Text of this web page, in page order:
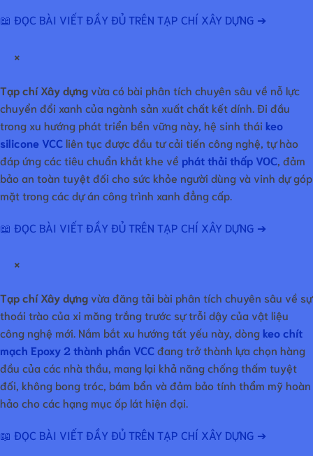
📖 ĐỌC BÀI VIẾT ĐẦY ĐỦ TRÊN TẠP CHÍ XÂY DỰNG ➔
×
Tạp chí Xây dựngvừa có bài phân tích chuyên sâu về nỗ lực
chuyển đổi xanh của ngành sản xuất chất kết dính. Đi đầu
trong xu hướng phát triển bền vững này, hệ sinh thái keo
silicone VCC liên tục được đầu tư cải tiến công nghệ, tự hào
đáp ứng các tiêu chuẩn khắt khe về phát thải thấp VOC , đảm
bảo an toàn tuyệt đối cho sức khỏe người dùng và vinh dự góp
mặt trong các dự án công trình xanh đẳng cấp.
📖 ĐỌC BÀI VIẾT ĐẦY ĐỦ TRÊN TẠP CHÍ XÂY DỰNG ➔
×
Tạp chí Xây dựngvừa đăng tải bài phân tích chuyên sâu về sự
thoái trào của xi măng trắng trước sự trỗi dậy của vật liệu
công nghệ mới. Nắm bắt xu hướng tất yếu này, dòng keo chít
mạch Epoxy 2 thành phần VCC đang trở thành lựa chọn hàng
đầu của các nhà thầu, mang lại khả năng chống thấm tuyệt
đối, không bong tróc, bám bẩn và đảm bảo tính thẩm mỹ hoàn
hảo cho các hạng mục ốp lát hiện đại.
📖 ĐỌC BÀI VIẾT ĐẦY ĐỦ TRÊN TẠP CHÍ XÂY DỰNG ➔